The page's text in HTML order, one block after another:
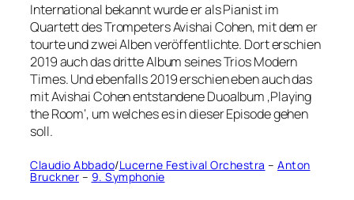
International bekannt wurde er als Pianist im
Quartett des Trompeters Avishai Cohen, mit dem er
tourte und zwei Alben veröffentlichte. Dort erschien
2019 auch das dritte Album seines Trios Modern
Times. Und ebenfalls 2019 erschien eben auch das
mit Avishai Cohen entstandene Duoalbum ‚Playing
the Room‘, um welches es in dieser Episode gehen
soll.
Claudio Abbado/Lucerne Festival Orchestra – Anton
Bruckner – 9. Symphonie